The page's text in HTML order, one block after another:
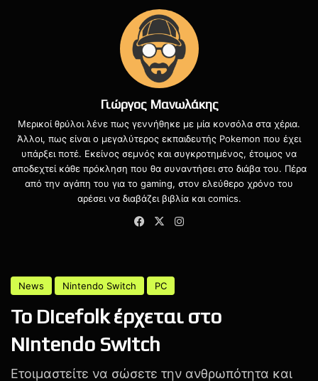
#StellarBlade
pic.twitter.com/6M4EtA1jIL
Το Stellar Blade είναι ένας μεταπολεμικός action τίτλος με
πλούσιο σύστημα μάχης, μεγάλο ανοιχτό κόσμο και με
μία συναρπαστική και διαδραστική ιστορία. Υπάρχουν
αρκετά πράγματα να κάνουμε και να ανακαλύψουμε,
ενώ η Shift up υπόσχεται δωρεάν περιεχόμενο και
επιπλέον αμφιέσεις και modes όπως το New Game+,
παρόλο που η εταιρία είναι ήδη αρκετά απασχολημένη
αυτόν τον καιρό, ακόμα και με νέοπαιχνίδι
Το Stellar Blade πρόκειται να
Γιώργος Μανωλάκης
Μερικοί θρύλοι λένε πως γεννήθηκε με μία κονσόλα στα χέρια.
Άλλοι, πως είναι ο μεγαλύτερος εκπαιδευτής Pokemon που έχει
υπάρξει ποτέ. Εκείνος σεμνός και συγκροτημένος, έτοιμος να
αποδεχτεί κάθε πρόκληση που θα συναντήσει στο διάβα του. Πέρα
από την αγάπη του για το gaming, στον ελεύθερο χρόνο του
αρέσει να διαβάζει βιβλία και comics.
Facebook
X